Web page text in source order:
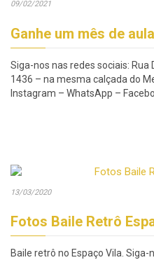
09/02/2021
Ganhe um mês de
Siga-nos nas redes sociais: Rua
1436 – na mesma calçada do
Instagram – WhatsApp –
13/03/2020
Fotos Baile Retrô
Baile retrô no Espaço Vila. Siga-